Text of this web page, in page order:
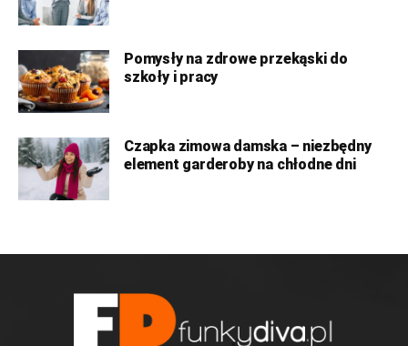
Pomysły na zdrowe przekąski do
szkoły i pracy
Czapka zimowa damska – niezbędny
element garderoby na chłodne dni